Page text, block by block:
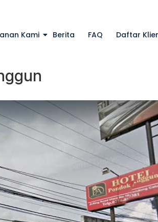
Kami Berita FAQ Daftar